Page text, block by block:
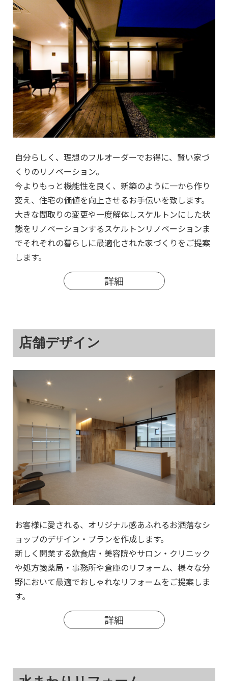
自分らしく、理想のフルオーダーでお得に、賢い家づ
くりのリノベーション。
今よりもっと機能性を良く、新築のように一から作り
変え、住宅の価値を向上させるお手伝いを致します。
大きな間取りの変更や一度解体しスケルトンにした状
態をリノベーションするスケルトンリノベーションま
でそれぞれの暮らしに最適化された家づくりをご提案
します。
詳細
店舗デザイン
お客様に愛される、オリジナル感あふれるお洒落なシ
ョップのデザイン・プランを作成します。
新しく開業する飲食店・美容院やサロン・クリニック
や処方箋薬局・事務所や倉庫のリフォーム、様々な分
野において最適でおしゃれなリフォームをご提案しま
す。
詳細